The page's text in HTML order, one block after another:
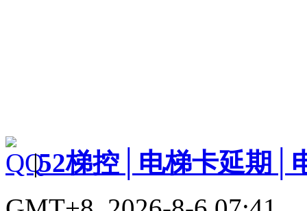
|52梯控│电梯卡延期│